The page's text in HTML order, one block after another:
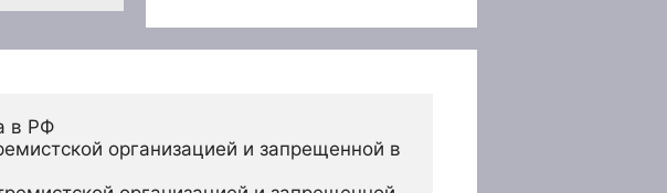
в РФ
организацией и запрещенной в